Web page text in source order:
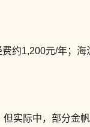
约1,200元/年；海
实际中，部分金